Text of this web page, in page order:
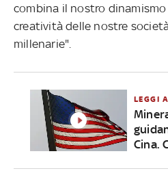
combina il nostro
creatività delle nostre
millenarie".
LEGGI
Cina.